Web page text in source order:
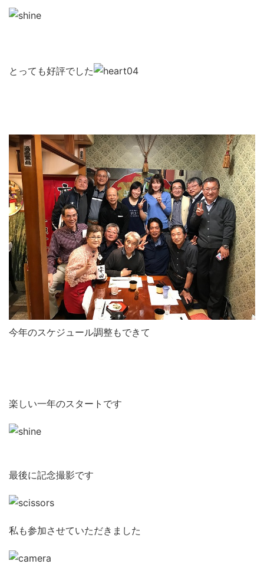
とっても好評でした
今年のスケジュール調整もできて
楽しい一年のスタートです
最後に記念撮影です
私も参加させていただきました